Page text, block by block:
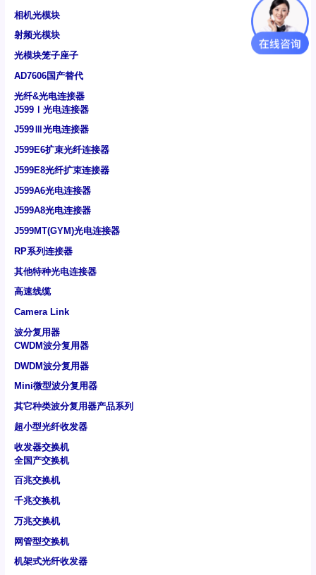
相机光模块
射频光模块
光模块笼子座子
AD7606国产替代
光纤&光电连接器
J599Ⅰ光电连接器
J599Ⅲ光电连接器
J599E6扩束光纤连接器
J599E8光纤扩束连接器
J599A6光电连接器
J599A8光电连接器
J599MT(GYM)光电连接器
RP系列连接器
其他特种光电连接器
高速线缆
Camera Link
波分复用器
CWDM波分复用器
DWDM波分复用器
Mini微型波分复用器
其它种类波分复用器产品系列
超小型光纤收发器
收发器交换机
全国产交换机
百兆交换机
千兆交换机
万兆交换机
网管型交换机
机架式光纤收发器